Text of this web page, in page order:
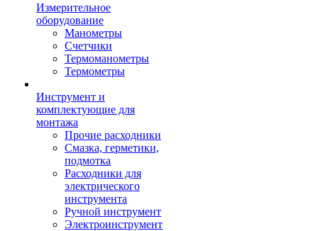
Измерительное
оборудование
Манометры
Счетчики
Термоманометры
Термометры
Инструмент и
комплектующие для
монтажа
Прочие расходники
Смазка, герметики,
подмотка
Расходники для
электрического
инструмента
Ручной инструмент
Электроинструмент